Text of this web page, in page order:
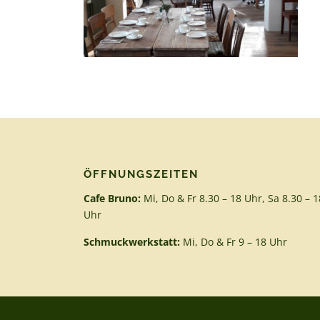
ÖFFNUNGSZEITEN
Cafe Bruno: Mi, Do & Fr 8.30 – 18 Uhr, Sa 8.30
Uhr
Schmuckwerkstatt: Mi, Do & Fr 9 – 18 Uhr